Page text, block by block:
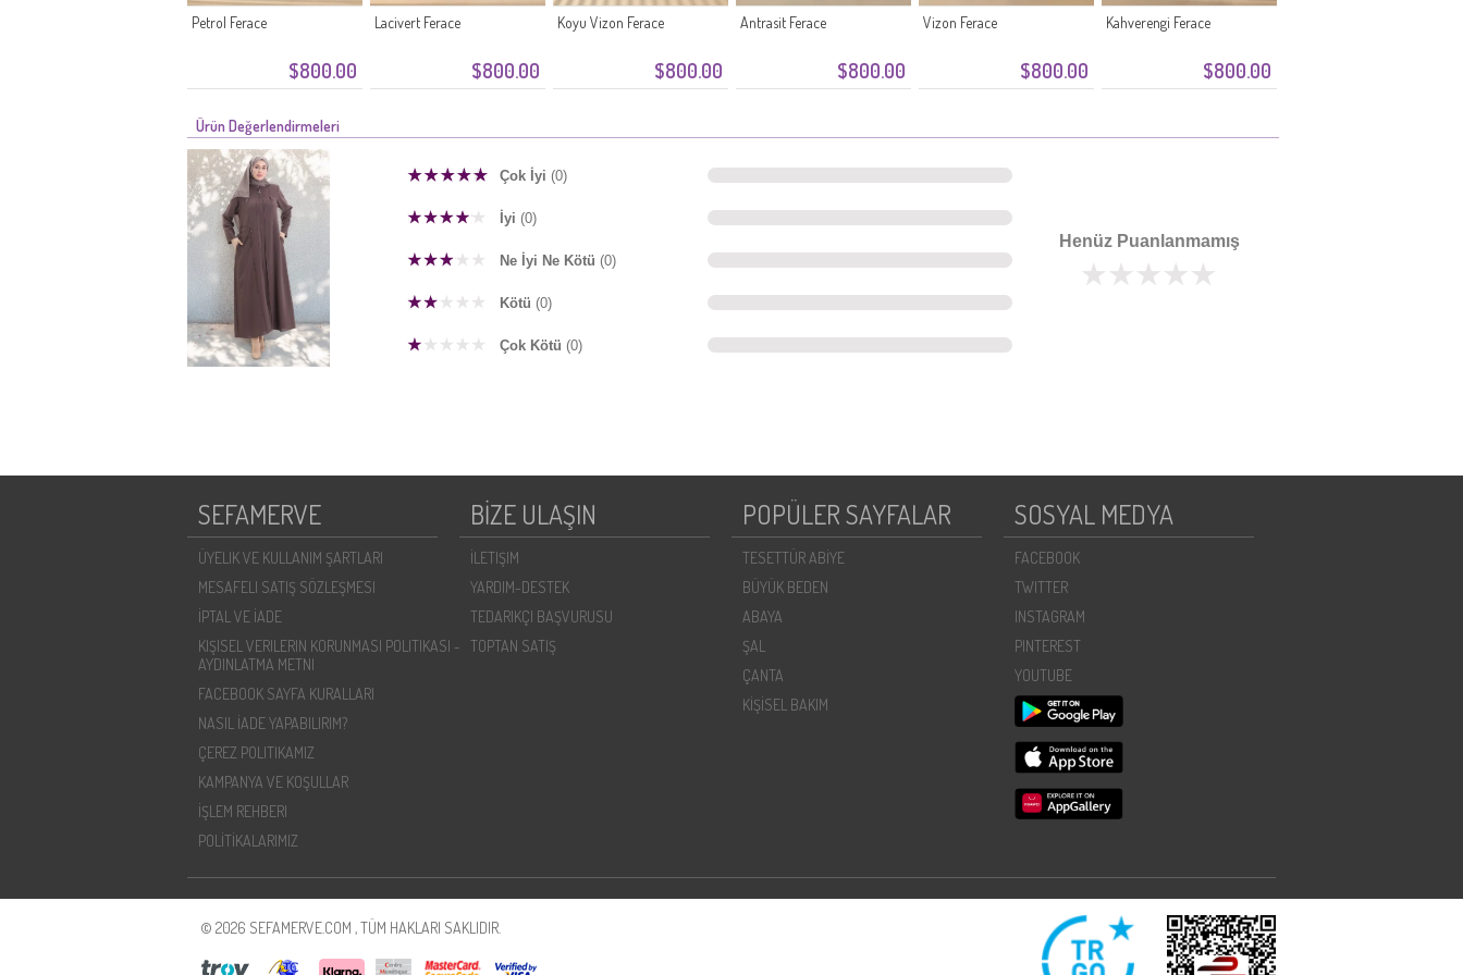
$800.00
Petrol Ferace
$800.00
Lacivert Ferace
$800.00
Koyu Vizon Ferace
$800.00
Antrasit Ferace
$800.00
Vizon Ferace
$800.00
Kahverengi Ferace
Ürün Değerlendirmeleri
Çok İyi (0)
İyi (0)
Ne İyi Ne Kötü (0)
Kötü (0)
Çok Kötü (0)
Henüz Puanlanmamış
SEFAMERVE
ÜYELIK VE KULLANIM ŞARTLARI
MESAFELI SATIŞ SÖZLEŞMESI
İPTAL VE İADE
KIŞISEL VERILERIN KORUNMASI POLITIKASI -
AYDINLATMA METNI
FACEBOOK SAYFA KURALLARI
NASIL İADE YAPABILIRIM?
ÇEREZ POLITIKAMIZ
KAMPANYA VE KOŞULLAR
İŞLEM REHBERI
POLİTİKALARIMIZ
BİZE ULAŞIN
İLETIŞIM
YARDIM-DESTEK
TEDARIKÇI BAŞVURUSU
TOPTAN SATIŞ
POPÜLER SAYFALAR
TESETTÜR ABİYE
BÜYÜK BEDEN
ABAYA
ŞAL
ÇANTA
KİŞİSEL BAKIM
SOSYAL MEDYA
FACEBOOK
TWITTER
INSTAGRAM
PINTEREST
YOUTUBE
© 2026 SEFAMERVE.COM , TÜM HAKLARI SAKLIDIR.